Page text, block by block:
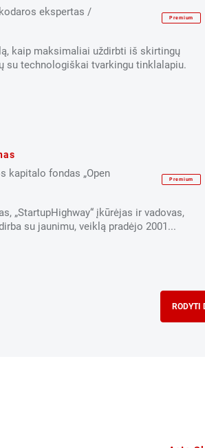
ekspertas /
Premium
kaip maksimaliai uždirbti iš skirtingų
su technologiškai tvarkingu tinklalapiu.
kapitalo fondas „Open
Premium
„StartupHighway“ įkūrėjas ir vadovas,
su jaunimu, veiklą pradėjo 2001...
RODYTI